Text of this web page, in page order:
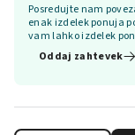
Posredujte nam
enak izdelek ponuja
vam lahko izdelek
Oddaj zahtevek